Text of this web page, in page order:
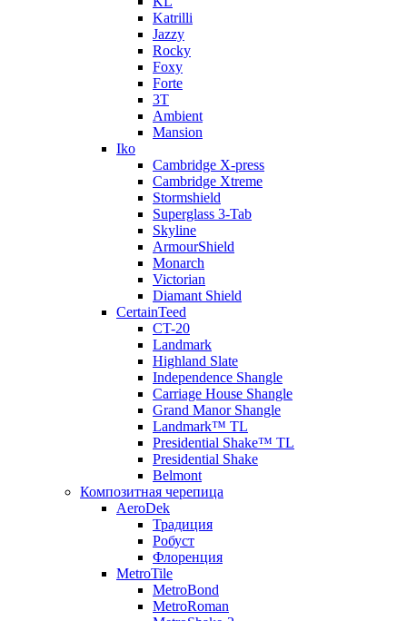
Katrilli
Jazzy
Rocky
Foxy
Forte
3T
Ambient
Mansion
Iko
Cambridge X-press
Cambridge Xtreme
Stormshield
Superglass 3-Tab
Skyline
ArmourShield
Monarch
Victorian
Diamant Shield
CertainTeed
CT-20
Landmark
Highland Slate
Independence Shangle
Carriage House Shangle
Grand Manor Shangle
Landmark™ TL
Presidential Shake™ TL
Presidential Shake
Belmont
Композитная черепица
AeroDek
Традиция
Робуст
Флоренция
MetroTile
MetroBond
MetroRoman